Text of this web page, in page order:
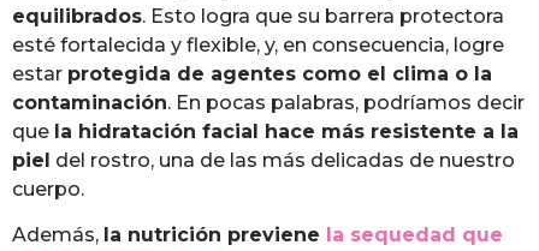
equilibrados. Esto logra que su barrera protectora
esté fortalecida y flexible, y, en consecuencia, logre
estar protegida de agentes como el clima o la
contaminación. En pocas palabras, podríamos decir
que la hidratación facial hace más resistente a la
piel del rostro, una de las más delicadas de nuestro
cuerpo.
Además, la nutrición previene
la sequedad que